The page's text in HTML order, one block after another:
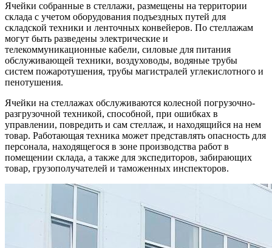
Ячейки собранные в стеллажи, размещены на территории
склада с учетом оборудования подъездных путей для
складской техники и ленточных конвейеров. По стеллажам
могут быть разведены электрические и
телекоммуникационные кабели, силовые для питания
обслуживающей техники, воздуховоды, водяные трубы
систем пожаротушения, трубы магистралей углекислотного и
пенотушения.
Ячейки на стеллажах обслуживаются колесной погрузочно-
разгрузочной техникой, способной, при ошибках в
управлении, повредить и сам стеллаж, и находящийся на нем
товар. Работающая техника может представлять опасность для
персонала, находящегося в зоне производства работ в
помещении склада, а также для экспедиторов, забирающих
товар, грузополучателей и таможенных инспекторов.